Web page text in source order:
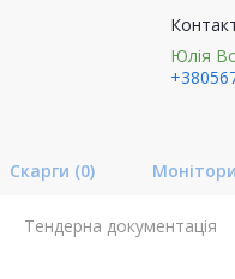
Юлія
Скарги (0)
Тендерна документація